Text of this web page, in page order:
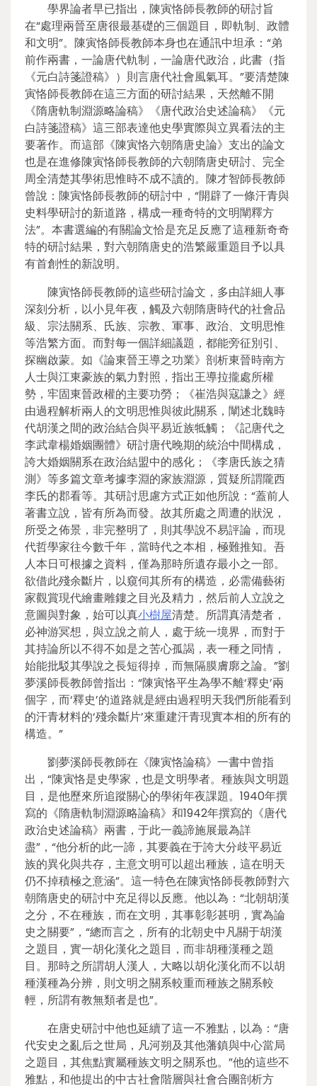
學界論者早已指出，陳寅恪師長教師的研討旨
在“處理兩晉至唐很最基礎的三個題目，即軌制、政體
和文明”。陳寅恪師長教師本身也在通訊中坦承：“弟
前作兩書，一論唐代軌制，一論唐代政治，此書（指
《元白詩箋證稿》）則言唐代社會風氣耳。”要清楚陳
寅恪師長教師在這三方面的研討結果，天然離不開
《隋唐軌制淵源略論稿》《唐代政治史述論稿》《元
白詩箋證稿》這三部表達他史學實際與立異看法的主
要著作。而這部《陳寅恪六朝隋唐史論》支出的論文
也是在進修陳寅恪師長教師的六朝隋唐史研討、完全
周全清楚其學術思惟時不成不讀的。陳才智師長教師
曾說：陳寅恪師長教師的研討中，“開辟了一條汗青與
史料學研討的新道路，構成一種奇特的文明闡釋方
法”。本書選編的有關論文恰是充足反應了這種新奇奇
特的研討結果，對六朝隋唐史的浩繁嚴重題目予以具
有首創性的新說明。
陳寅恪師長教師的這些研討論文，多由詳細人事
深刻分析，以小見年夜，觸及六朝隋唐時代的社會品
級、宗法關系、氏族、宗教、軍事、政治、文明思惟
等浩繁方面。而對每一個詳細議題，都能旁征別引、
探幽啟蒙。如《論東晉王導之功業》剖析東晉時南方
人士與江東豪族的氣力對照，指出王導拉攏處所權
勢，牢固東晉政權的主要功勞；《崔浩與寇謙之》經
由過程解析兩人的文明思惟與彼此關系，闡述北魏時
代胡漢之間的政治結合與平易近族牴觸；《記唐代之
李武韋楊婚姻團體》研討唐代晚期的統治中間構成，
誇大婚姻關系在政治結盟中的感化；《李唐氏族之猜
測》等多篇文章考據李淵的家族淵源，質疑所謂隴西
李氏的郡看等。其研討思慮方式正如他所說：“蓋前人
著書立說，皆有所為而發。故其所處之周遭的狀況，
所受之佈景，非完整明了，則其學說不易評論，而現
代哲學家往今數千年，當時代之本相，極難推知。吾
人本日可根據之資料，僅為那時所遺存最小之一部。
欲借此殘余斷片，以窺伺其所有的構造，必需備藝術
家觀賞現代繪畫雕鏤之目光及精力，然后前人立說之
意圖與對象，始可以真小樹屋清楚。所謂真清楚者，
必神游冥想，與立說之前人，處于統一境界，而對于
其持論所以不得不如是之苦心孤謁，表一種之同情，
始能批駁其學說之長短得掉，而無隔膜膚廓之論。”劉
夢溪師長教師曾指出：“陳寅恪平生為學不離‘釋史’兩
個字，而‘釋史’的道路就是經由過程明天我們所能看到
的汗青材料的‘殘余斷片’來重建汗青現實本相的所有的
構造。”
劉夢溪師長教師在《陳寅恪論稿》一書中曾指
出，“陳寅恪是史學家，也是文明學者。種族與文明題
目，是他歷來所追蹤關心的學術年夜課題。1940年撰
寫的《隋唐軌制淵源略論稿》和1942年撰寫的《唐代
政治史述論稿》兩書，于此一義諦施展最為詳
盡”，“他分析的此一諦，其要義在于誇大分歧平易近
族的異化與共存，主意文明可以超出種族，這在明天
仍不掉積極之意涵”。這一特色在陳寅恪師長教師對六
朝隋唐史的研討中充足得以反應。他以為：“北朝胡漢
之分，不在種族，而在文明，其事彰彰甚明，實為論
史之關要”，“總而言之，所有的北朝史中凡關于胡漢
之題目，實一胡化漢化之題目，而非胡種漢種之題
目。那時之所謂胡人漢人，大略以胡化漢化而不以胡
種漢種為分辨，則文明之關系較重而種族之關系較
輕，所謂有教無類者是也”。
在唐史研討中他也延續了這一不雅點，以為：“唐
代安史之亂后之世局，凡河朔及其他藩鎮與中心當局
之題目，其焦點實屬種族文明之關系也。”他的這些不
雅點，和他提出的中古社會階層與社會合團剖析方